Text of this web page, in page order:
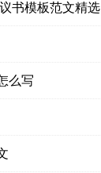
书模板范文精选
么写